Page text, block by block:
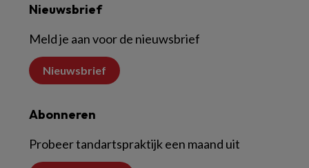
Nieuwsbrief
Meld je aan voor de nieuwsbrief
Nieuwsbrief
Abonneren
Probeer tandartspraktijk een maand uit